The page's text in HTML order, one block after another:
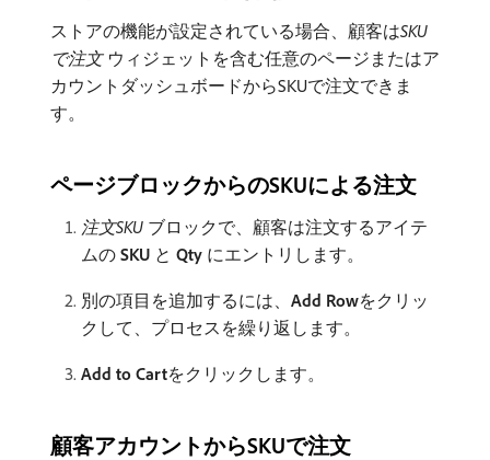
ストアの機能が設定されている場合、顧客は​SKU
で注文ウィジェットを含む任意のページまたはア
カウントダッシュボードからSKUで注文できま
す。
ページブロックからのSKUによる注文
注文SKU ブロックで、顧客は注文するアイテ
ムの​ SKU ​と​ Qty ​にエントリします。
別の項目を追加するには、 Add Row​をクリッ
クして、プロセスを繰り返します。
Add to Cart​をクリックします。
顧客アカウントからSKUで注文